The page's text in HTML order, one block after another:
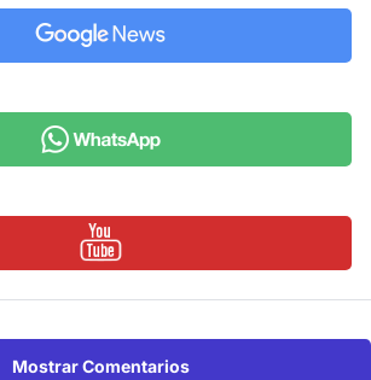
Mostrar Comentarios